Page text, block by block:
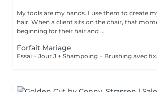
My tools are my hands. I use them to create
hair. When a client sits on the chair, that
beginning for their hair and ...
Forfait Mariage